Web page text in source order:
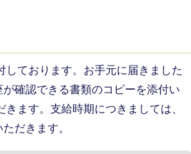
ております。お手元に届きました
確認できる書類のコピーを添付い
ます。支給時期につきましては、
だきます。